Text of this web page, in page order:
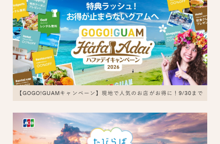
【GOGO!GUAMキャンペーン】現地で人気のお店がお得に！9/30まで